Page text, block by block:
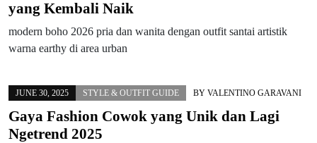
yang Kembali Naik
modern boho 2026 pria dan wanita dengan outfit santai artistik
warna earthy di area urban
JUNE 30, 2025 STYLE & OUTFIT GUIDE BY VALENTINO GARAVANI
Gaya Fashion Cowok yang Unik dan Lagi
Ngetrend 2025